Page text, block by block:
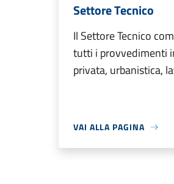
Settore Tecnico
Il Settore Tecnico
tutti i provvedimenti
privata, urbanistica,
VAI ALLA PAGINA